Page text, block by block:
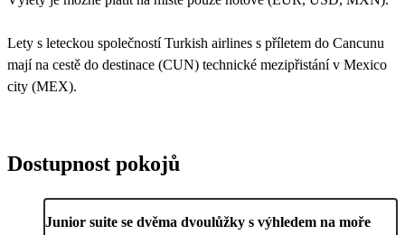
Lety s leteckou společností Turkish airlines s příletem do Cancunu
mají na cestě do destinace (CUN) technické mezipřistání v Mexico
city (MEX).
Dostupnost pokojů
Junior suite se dvěma dvoulůžky s výhledem na moře